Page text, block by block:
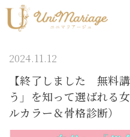
2024.11.12
【終了しました 無料
う」を知って選ばれる
ルカラー＆骨格診断）